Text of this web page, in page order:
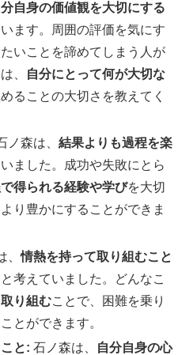
自身の価値観を大切にする
ます。周囲の評価を気にす
いことを諦めてしまう人が
、
自分にとって何が大切な
ることの大切さを教えてく
ノ森は、結果よりも過程を楽
ました。成功や失敗にとら
得られる経験や学びを大切
り豊かにすることができま
、情熱を持って取り組むこと
考えていました。どんなこ
り組むことで、困難を乗り
とができます。
と: 石ノ森は、
自分自身の心